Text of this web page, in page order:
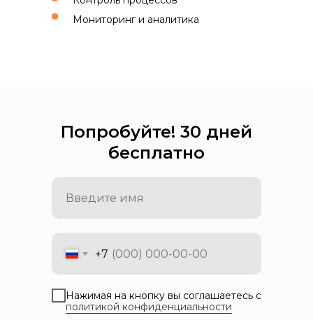
Мониторинг и аналитика
Попробуйте! 30 дней
бесплатно
+7
Нажимая на кнопку вы соглашаетесь с
политикой конфиденциальности